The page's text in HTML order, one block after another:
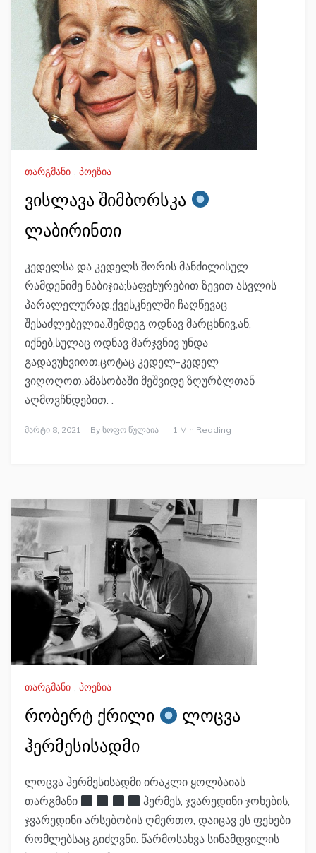
თარგმანი , პოეზია
ვისლავა შიმბორსკა
ლაბირინთი
კედელსა და კედელს შორის მანძილისულ
რამდენიმე ნაბიჯია;საფეხურებით ზევით ასვლის
პარალელურად,ქვესკნელში ჩაღწევაც
შესაძლებელია.შემდეგ ოდნავ მარცხნივ,ან,
იქნებ,სულაც ოდნავ მარჯვნივ უნდა
გადავუხვიოთ.ცოტაც კედელ-კედელ
ვიღოღოთ,ამასობაში მეშვიდე ზღურბლთან
აღმოვჩნდებით. .
Მარტი 8, 2021 By Სოფო Წულაია 1 Min Reading
თარგმანი , პოეზია
რობერტ ქრილი
ლოცვა
ჰერმესისადმი
ლოცვა ჰერმესისადმი ირაკლი ყოლბაიას
თარგმანი
ჰერმეს, ჯვარედინი ჯოხების,
ჯვარედინი არსებობის ღმერთო, დაიცავ ეს ფეხები
რომლებსაც გიძღვნი. წარმოსახვა სინამდვილის